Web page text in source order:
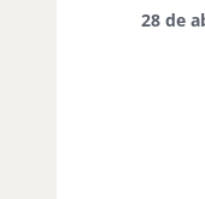
28 de